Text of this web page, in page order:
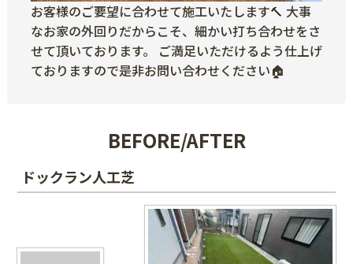
お客様のご要望に合わせて施工いたします🔨 大事
なお家の外回りだからこそ、細かい打ち合わせをさ
せて頂いております。 ご満足いただけるよう仕上げ
ておりますので是非お問い合わせください🏠
BEFORE/AFTER
ドックラン人工芝